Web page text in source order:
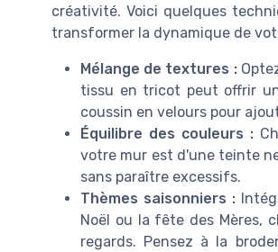
créativité. Voici quelques
transformer la dynamique de
Mélange de textures :
tissu en tricot peut offrir
coussin en velours pour
Équilibre des couleurs :
votre mur est d'une teinte
sans paraître excessifs.
Thèmes saisonniers :
Noël ou la fête des Mères,
regards. Pensez à la